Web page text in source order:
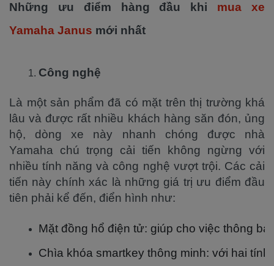
Những ưu điểm hàng đầu khi mua xe
Yamaha Janus mới nhất
Công nghệ
Là một sản phẩm đã có mặt trên thị trường khá
lâu và được rất nhiều khách hàng săn đón, ủng
hộ, dòng xe này nhanh chóng được nhà
Yamaha chú trọng cải tiến không ngừng với
nhiều tính năng và công nghệ vượt trội. Các cải
tiến này chính xác là những giá trị ưu điểm đầu
tiên phải kể đến, điển hình như:
Mặt đồng hổ điện tử: giúp cho việc thông
Chìa khóa smartkey thông minh: với hai